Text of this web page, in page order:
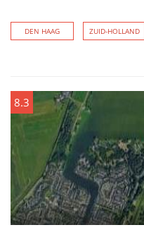
DEN HAAG ZUID-HOLLAND
8.3